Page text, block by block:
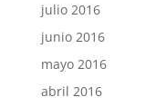
julio 2016
junio 2016
mayo 2016
abril 2016